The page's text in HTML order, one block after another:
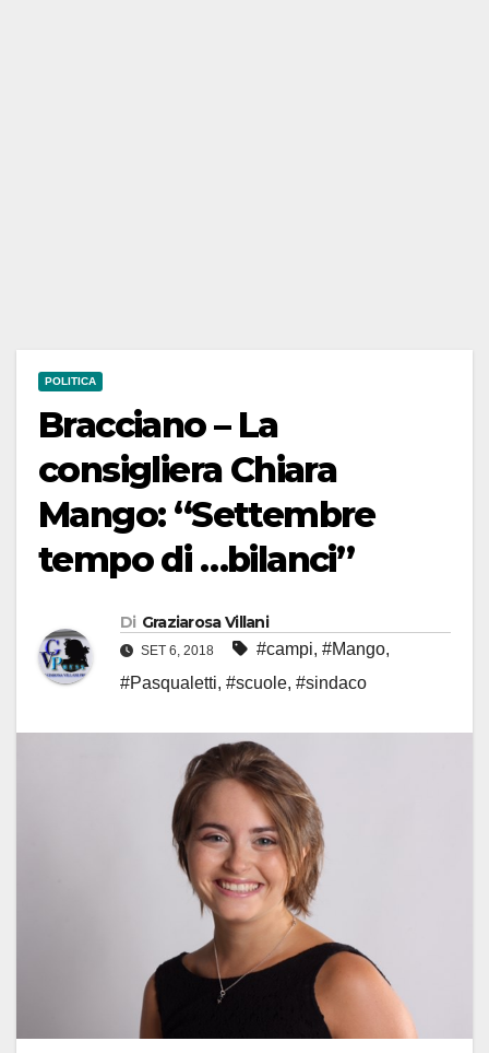
POLITICA
Bracciano – La
consigliera Chiara
Mango: “Settembre
tempo di …bilanci”
Di Graziarosa Villani
SET 6, 2018 #campi, #Mango,
#Pasqualetti, #scuole, #sindaco